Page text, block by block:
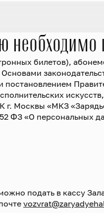
билетов),
г. Москвы «МКЗ
ФЗ «О персональных
подать в кассу